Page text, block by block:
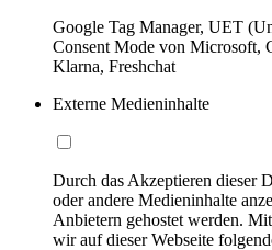
Google Tag Manager, UET
Consent Mode von Microsoft,
Klarna, Freshchat
Externe Medieninhalte
Durch das Akzeptieren dieser
oder andere Medieninhalte
Anbietern gehostet werden.
wir auf dieser Webseite